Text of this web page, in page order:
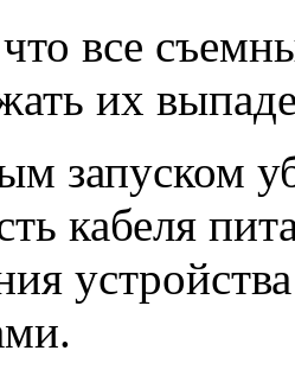
все
их
запуском
кабеля